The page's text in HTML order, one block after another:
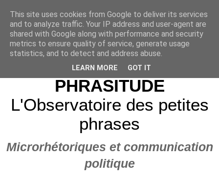
PHRASITUDE
L'Observatoire des petites
phrases
Microrhétoriques et communication
politique
This site uses cookies from Google to deliver its services
and to analyze traffic. Your IP address and user-agent are
shared with Google along with performance and security
metrics to ensure quality of service, generate usage
statistics, and to detect and address abuse.
LEARN MORE GOT IT